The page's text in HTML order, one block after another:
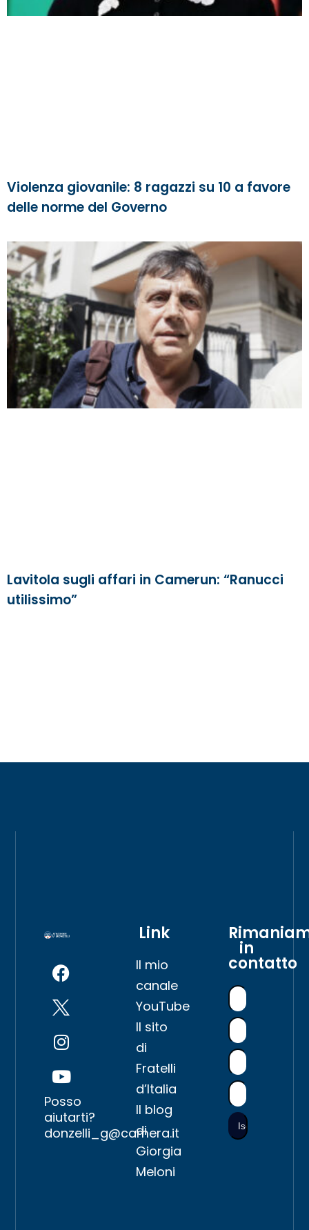
Violenza giovanile: 8 ragazzi su 10 a favore
delle norme del Governo
Lavitola sugli affari in Camerun: “Ranucci
utilissimo”
Posso
aiutarti?
donzelli_g@camera.it
Link
Il mio
canale
YouTube
Il sito
di
Fratelli
d’Italia
Il blog
di
Giorgia
Meloni
in
contatto